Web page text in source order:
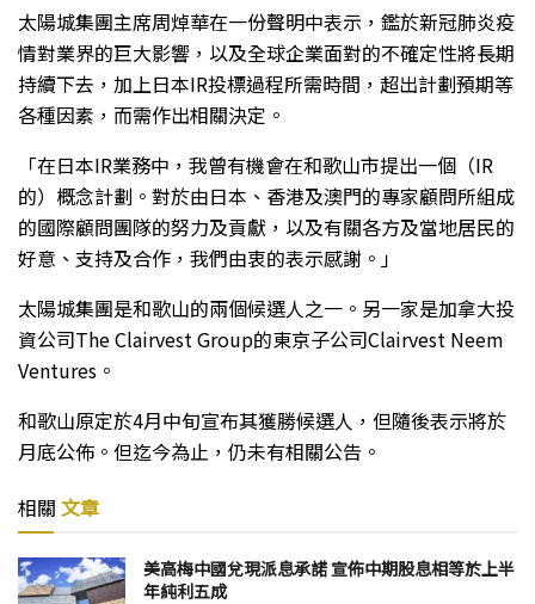
太陽城集團主席周焯華在一份聲明中表示，鑑於新冠肺炎疫
情對業界的巨大影響，以及全球企業面對的不確定性將長期
持續下去，加上日本IR投標過程所需時間，超出計劃預期等
各種因素，而需作出相關決定。
「在日本IR業務中，我曾有機會在和歌山市提出一個（IR
的）概念計劃。對於由日本、香港及澳門的專家顧問所組成
的國際顧問團隊的努力及貢獻，以及有關各方及當地居民的
好意、支持及合作，我們由衷的表示感謝。」
太陽城集團是和歌山的兩個候選人之一。另一家是加拿大投
資公司The Clairvest Group的東京子公司Clairvest Neem
Ventures。
和歌山原定於4月中旬宣布其獲勝候選人，但隨後表示將於
月底公佈。但迄今為止，仍未有相關公告。
相關 文章
美高梅中國兌現派息承諾 宣佈中期股息相等於上半
年純利五成